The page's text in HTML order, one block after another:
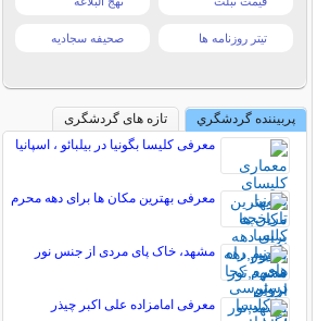
تیتر روزنامه ها صحیفه سجادیه
پربیننده گردشگري
تازه های گردشگری
معرفی کلیسا بگونیا در بیلبائو ، اسپانیا
معرفی بهترین مکان ها برای دهه محرم
مشهد، خاک پای مردی از جنس نور
معرفی امامزاده علی اکبر چیذر